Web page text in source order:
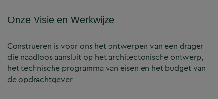
Onze Visie en Werkwijze
Construeren is voor ons het ontwerpen van een drager
die naadloos aansluit op het architectonische ontwerp,
het technische programma van eisen en het budget van
de opdrachtgever.